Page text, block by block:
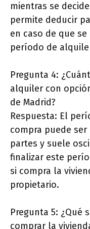
mientras se
permite deducir
en caso de que
período de
Pregunta 4:
alquiler con
de Madrid?
Respuesta: El
compra puede
partes y suele
finalizar este
si compra la
propietario.
Pregunta 5: ¿Qué
comprar la